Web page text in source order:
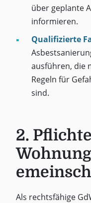
über geplante
informieren.
Qualifizierte
ausführen, die
Regeln für
sind.
2.
Als rechtsfähige